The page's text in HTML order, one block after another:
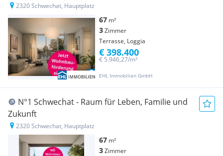
2320 Schwechat, Hauptplatz
67 m²
3Zimmer
Terrasse, Loggia
EHL Immobilien GmbH
€ 5.946,27/m²
€ 398.400
N°1 Schwechat - Raum für Leben, Familie und
Zukunft
2320 Schwechat, Hauptplatz
67 m²
3Zimmer